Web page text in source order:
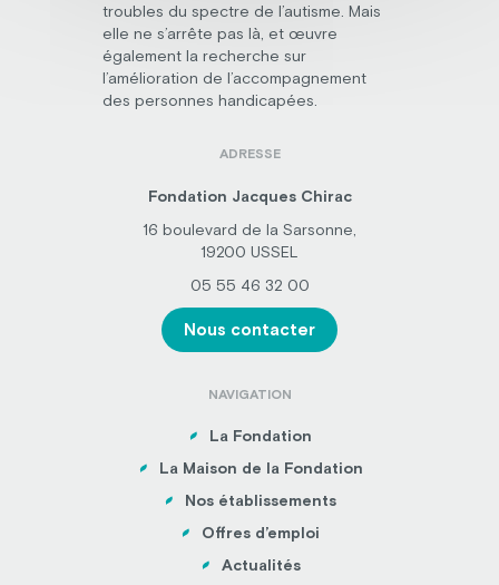
troubles du spectre de l’autisme. Mais
elle ne s’arrête pas là, et œuvre
également la recherche sur
l’amélioration de l’accompagnement
des personnes handicapées.
ADRESSE
Fondation Jacques Chirac
16 boulevard de la Sarsonne,
19200 USSEL
05 55 46 32 00
Nous contacter
NAVIGATION
La Fondation
La Maison de la Fondation
Nos établissements
Offres d’emploi
Actualités